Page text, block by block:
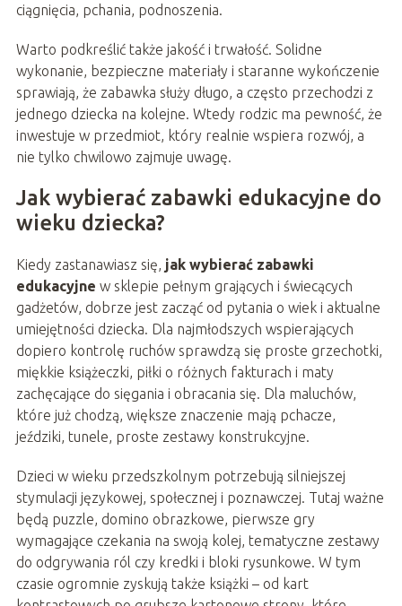
ciągnięcia, pchania, podnoszenia.
Warto podkreślić także jakość i trwałość. Solidne
wykonanie, bezpieczne materiały i staranne wykończenie
sprawiają, że zabawka służy długo, a często przechodzi z
jednego dziecka na kolejne. Wtedy rodzic ma pewność, że
inwestuje w przedmiot, który realnie wspiera rozwój, a
nie tylko chwilowo zajmuje uwagę.
Jak wybierać zabawki edukacyjne do
wieku dziecka?
Kiedy zastanawiasz się, jak wybierać zabawki
edukacyjne w sklepie pełnym grających i świecących
gadżetów, dobrze jest zacząć od pytania o wiek i aktualne
umiejętności dziecka. Dla najmłodszych wspierających
dopiero kontrolę ruchów sprawdzą się proste grzechotki,
miękkie książeczki, piłki o różnych fakturach i maty
zachęcające do sięgania i obracania się. Dla maluchów,
które już chodzą, większe znaczenie mają pchacze,
jeździki, tunele, proste zestawy konstrukcyjne.
Dzieci w wieku przedszkolnym potrzebują silniejszej
stymulacji językowej, społecznej i poznawczej. Tutaj ważne
będą puzzle, domino obrazkowe, pierwsze gry
wymagające czekania na swoją kolej, tematyczne zestawy
do odgrywania ról czy kredki i bloki rysunkowe. W tym
czasie ogromnie zyskują także książki – od kart